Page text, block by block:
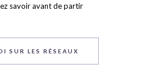
savoir avant de partir
SUR LES RÉSEAUX